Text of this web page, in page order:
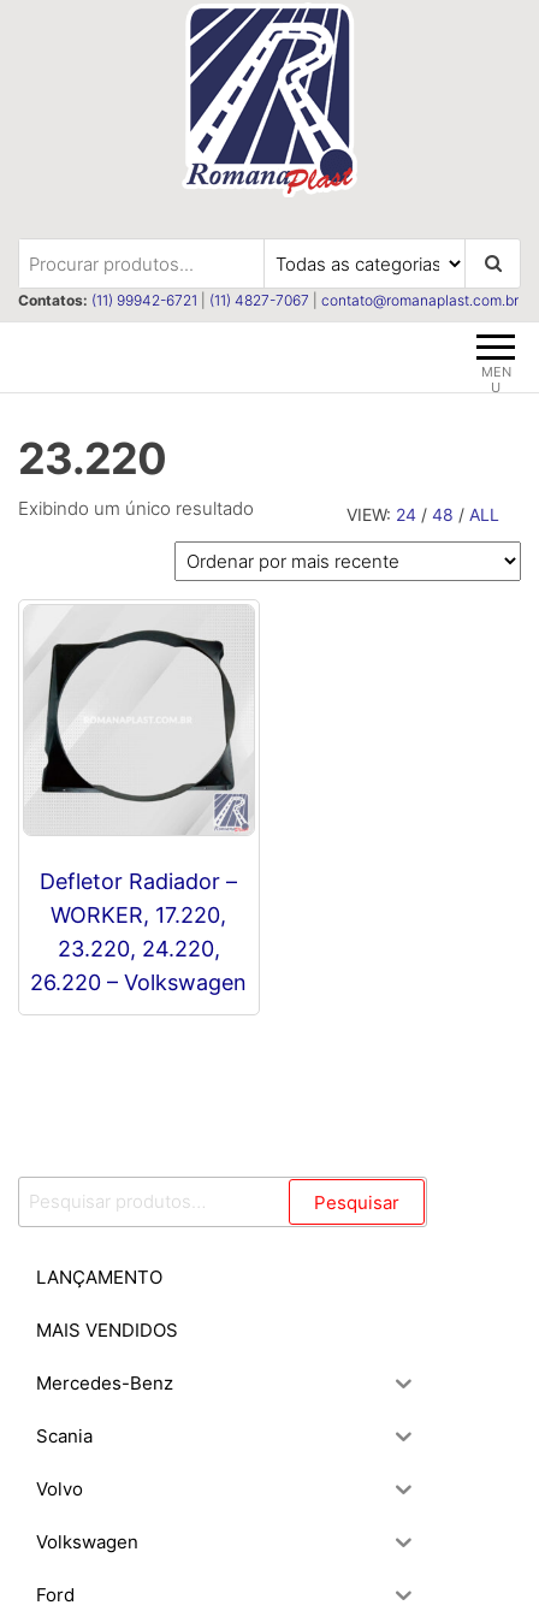
Romanaplast
Revestimentos e isolações
termica e acústica
Contatos: (11) 99942-6721 (11) 4827-7067 contato@romanaplast.com.br
MEN
U
23.220
VIEW: 24 / 48 / ALL
Exibindo um único resultado
Defletor Radiador –
WORKER, 17.220,
23.220, 24.220,
26.220 – Volkswagen
Pesquisar
LANÇAMENTO
MAIS VENDIDOS
Mercedes-Benz
Scania
Volvo
Volkswagen
Ford